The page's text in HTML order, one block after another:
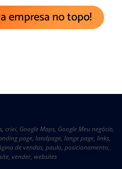
empresa no topo!
, criei, Google Maps, Google Meu negócio,
page, landpage, lange page, links,
de vendas, paulo, posicionamento,
site, vender, websites